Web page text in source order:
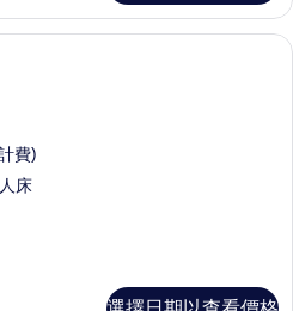
羽絨被、迷你吧、客房內保險箱、書桌
費)
床